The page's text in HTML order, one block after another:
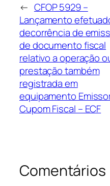
← CFOP 5929 –
Lançamento
decorrência de
de documento fiscal
relativo a operação
prestação também
registrada em
equipamento
Cupom Fiscal – ECF
Comentários